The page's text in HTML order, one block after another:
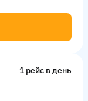
1 рейс в день